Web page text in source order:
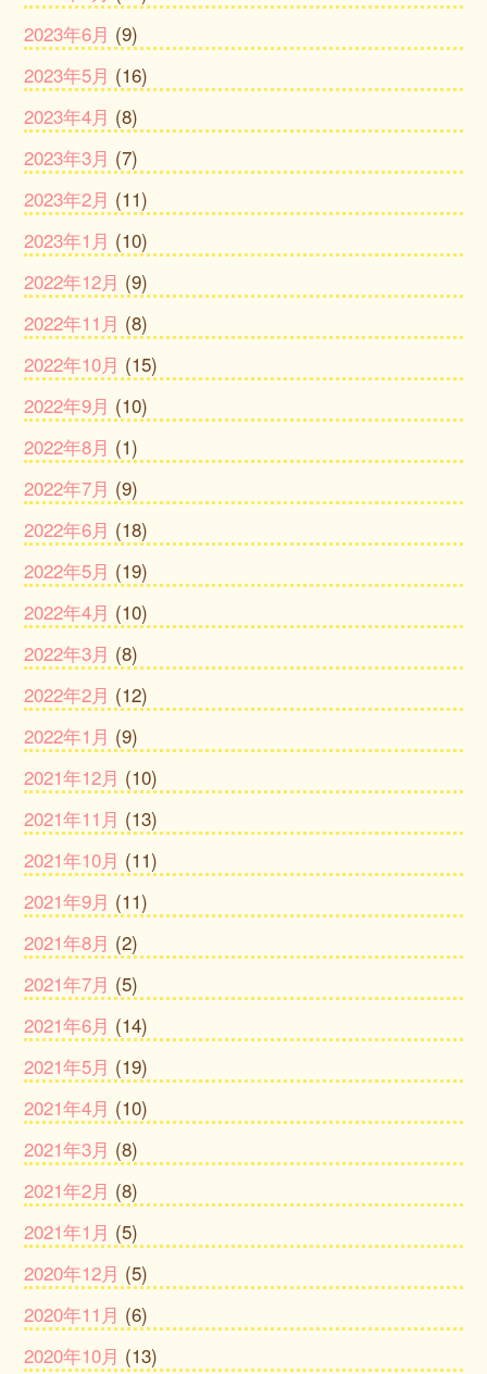
2023年6月 (9)
2023年5月 (16)
2023年4月 (8)
2023年3月 (7)
2023年2月 (11)
2023年1月 (10)
2022年12月 (9)
2022年11月 (8)
2022年10月 (15)
2022年9月 (10)
2022年8月 (1)
2022年7月 (9)
2022年6月 (18)
2022年5月 (19)
2022年4月 (10)
2022年3月 (8)
2022年2月 (12)
2022年1月 (9)
2021年12月 (10)
2021年11月 (13)
2021年10月 (11)
2021年9月 (11)
2021年8月 (2)
2021年7月 (5)
2021年6月 (14)
2021年5月 (19)
2021年4月 (10)
2021年3月 (8)
2021年2月 (8)
2021年1月 (5)
2020年12月 (5)
2020年11月 (6)
2020年10月 (13)